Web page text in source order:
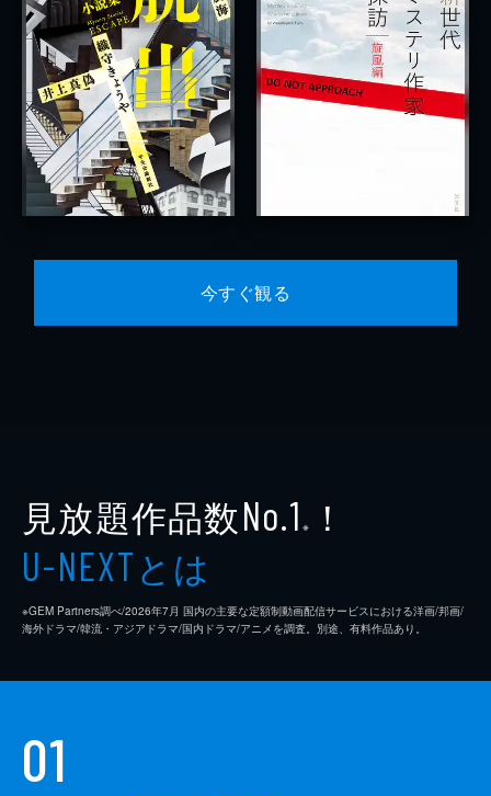
今すぐ観る
見放題作品数No.1 ※ ！
U-NEXTとは
※GEM Partners調べ/2026年7⽉ 国内の主要な定額制動画配信サービスにおける洋画/邦画/
海外ドラマ/韓流・アジアドラマ/国内ドラマ/アニメを調査。別途、有料作品あり。
01